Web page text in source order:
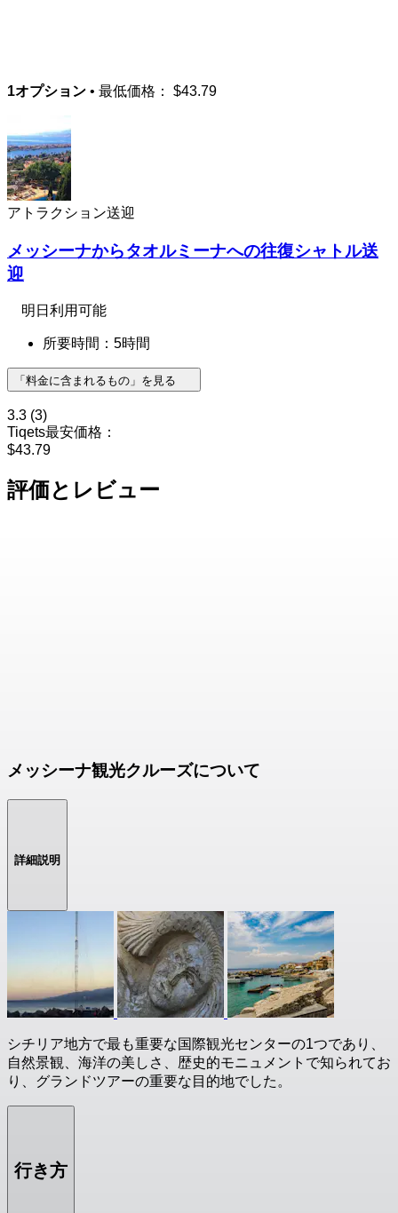
1オプション • 最低価格： $43.79
アトラクション送迎
メッシーナからタオルミーナへの往復シャトル送
迎
明日利用可能
所要時間：5時間
「料金に含まれるもの」を見る
3.3 (3)
Tiqets最安価格：
$43.79
評価とレビュー
メッシーナ観光クルーズについて
詳細説明
シチリア地方で最も重要な国際観光センターの1つであり、
自然景観、海洋の美しさ、歴史的モニュメントで知られてお
り、グランドツアーの重要な目的地でした。
行き方